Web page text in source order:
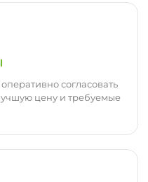
согласовать
цену и требуемые